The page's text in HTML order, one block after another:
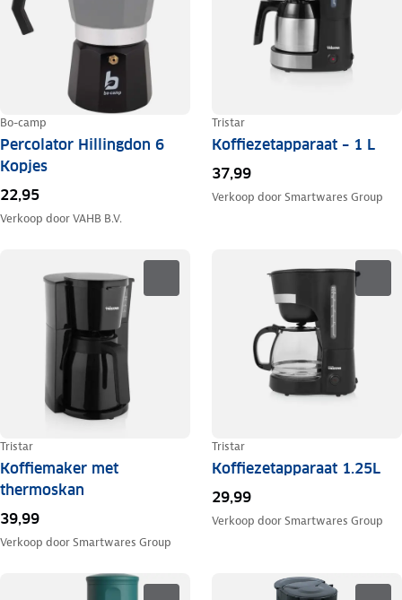
Bo-camp
Percolator Hillingdon 6
Kopjes
22,95
Verkoop doorVAHB B.V.
Tristar
Koffiezetapparaat – 1 L
37,99
Verkoop doorSmartwares Group
Tristar
Koffiemaker met
thermoskan
39,99
Verkoop doorSmartwares Group
Tristar
Koffiezetapparaat 1.25L
29,99
Verkoop doorSmartwares Group